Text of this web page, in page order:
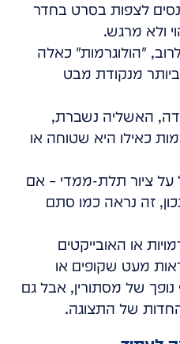
לצפות בסרט בחדר
ולא מרגש.
"הולוגרמות" כאלה
מנקודת מבט
האשליה נשברת,
כאילו היא שטוחה או
ציור תלת-ממדי – אם
זה נראה כמו סתם
או האובייקטים
מעט שקופים או
של מסתורין, אבל גם
של התצוגה.